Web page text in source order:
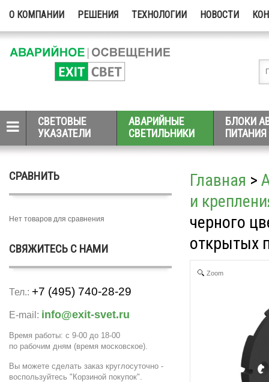
О КОМПАНИИ РЕШЕНИЯ ТЕХНОЛОГИИ НОВОСТИ
СВЕТОВЫЕ
УКАЗАТЕЛИ
АВАРИЙНЫЕ
СВЕТИЛЬНИКИ
БЛОКИ
ПИТАНИЯ
СРАВНИТЬ
Нет товаров для сравнения
СВЯЖИТЕСЬ С НАМИ
Тел.: +7 (495) 740-28-29
E-mail: info@exit-svet.ru
Время работы: с 9-00 до 18-00
по рабочим дням (время московское).
Вы можете сделать заказ круглосуточно -
воспользуйтесь "Корзиной покупок".
Главная >
и
черного
открытых
Zoom